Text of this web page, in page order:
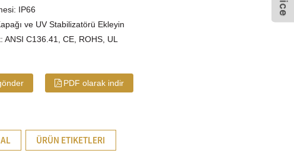
IP66
ve UV Stabilizatörü Ekleyin
C136.41, CE, ROHS, UL
PDF olarak indir
ÜRÜN ETIKETLERI